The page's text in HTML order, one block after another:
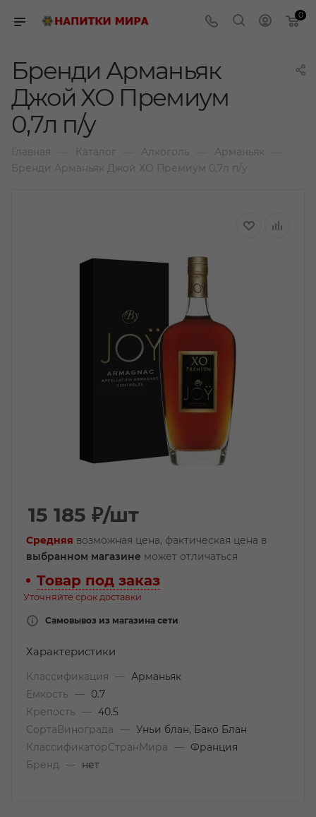
0
Бренди Арманьяк
Джой ХО Премиум
0,7л п/у
Главная Каталог Алкоголь Арманьяк
Бренди Арманьяк Джой ХО Премиум 0,7л п/у
15 185 ₽/шт
Средняя возможная цена, фактическая цена в
выбранном магазине может отличаться
Товар под заказ
Уточняйте срок доставки
Самовывоз из магазина сети
Характеристики
Классификация —
Арманьяк
Емкость
—
0.7
Крепость
— 40.5
СортаВинограда
— Уньи блан, Бако Блан
КлассификаторСтранМира
— Франция
Бренд
— нет